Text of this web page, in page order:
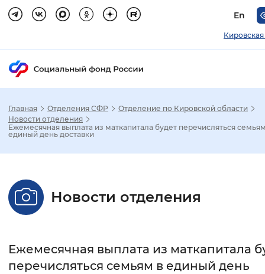
En
Стандартный Увеличенный
Без засечек С засечками
Главная Отделения СФР
Отделение по Кировской области
Новости отделения
Ежемесячная выплата из маткапитала будет перечисляться
единый день доставки
Новости отделения
Ежемесячная выплата из маткапитала
перечисляться семьям в единый день